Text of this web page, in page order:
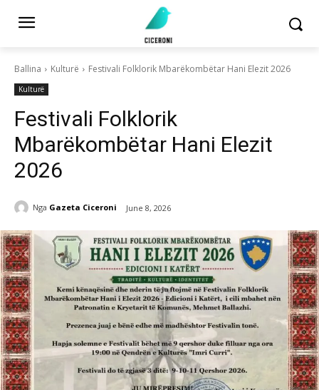
Ballina Kulturë Festivali Folklorik Mbarëkombëtar Hani Elezit 2026
Kulturë
Festivali Folklorik
Mbarëkombëtar Hani Elezit
2026
Nga Gazeta Ciceroni June 8, 2026